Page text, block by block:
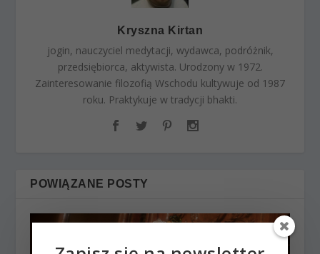
Kryszna Kirtan
jogin, nauczyciel medytacji, wydawca, podróżnik,
przedsiębiorca, aktywista. Urodzony w 1972.
Zainteresowanie filozofią Wschodu kultywuje od 1987
roku. Praktykuje w tradycji bhakti.
POWIĄZANE POSTY